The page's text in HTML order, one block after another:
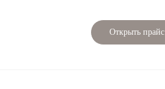
Открыть прайс